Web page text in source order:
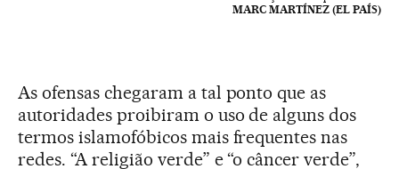
MARC MARTÍNEZ (EL PAÍS)
As ofensas chegaram a tal ponto que as
autoridades proibiram o uso de alguns dos
termos islamofóbicos mais frequentes nas
redes. “A religião verde” e “o câncer verde”,